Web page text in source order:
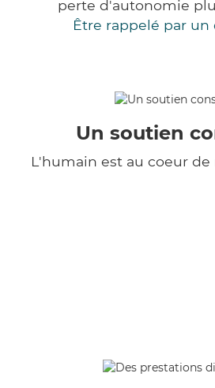
perte d'autonomie
Être rappelé par un
Un soutien
L'humain est au coeur